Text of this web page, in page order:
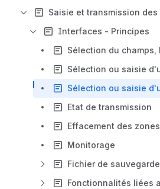
Interfaces - Principes
Etat de transmission
Monitorage
Fichier de sauvegarde